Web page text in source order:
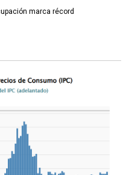
marca récord